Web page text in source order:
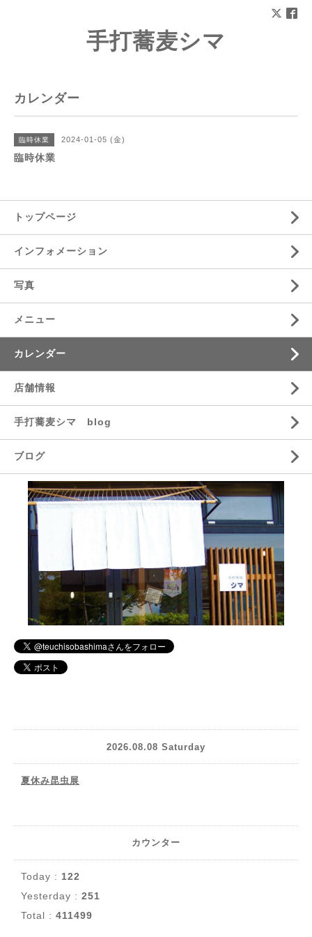
手打蕎麦シマ
カレンダー
臨時休業 2024-01-05 (金)
臨時休業
トップページ
インフォメーション
写真
メニュー
カレンダー
店舗情報
手打蕎麦シマ blog
ブログ
2026.08.08 Saturday
夏休み昆虫展
カウンター
Today : 122
Yesterday : 251
Total : 411499